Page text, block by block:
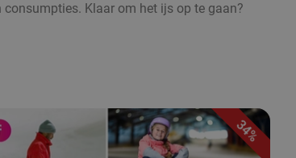
consumpties. Klaar om het ijs op te gaan?
34%